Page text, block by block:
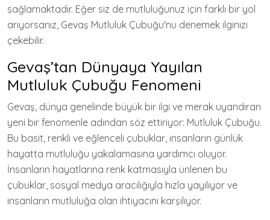
sağlamaktadır. Eğer siz de mutluluğunuz için farklı bir yol
arıyorsanız, Gevaş Mutluluk Çubuğu'nu denemek ilginizi
çekebilir.
Gevaş’tan Dünyaya Yayılan
Mutluluk Çubuğu Fenomeni
Gevaş, dünya genelinde büyük bir ilgi ve merak uyandıran
yeni bir fenomenle adından söz ettiriyor: Mutluluk Çubuğu.
Bu basit, renkli ve eğlenceli çubuklar, insanların günlük
hayatta mutluluğu yakalamasına yardımcı oluyor.
İnsanların hayatlarına renk katmasıyla ünlenen bu
çubuklar, sosyal medya aracılığıyla hızla yayılıyor ve
insanların mutluluğa olan ihtiyacını karşılıyor.